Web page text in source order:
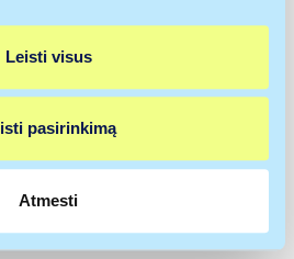
galėtume suasmeninti turinį
medijos funkcijas ir
svetainės naudojimo informaciją
gali ją pridėti prie kitos jūsų
paslaugas surinktos
Leisti visus
pasirinkimą
Atmesti